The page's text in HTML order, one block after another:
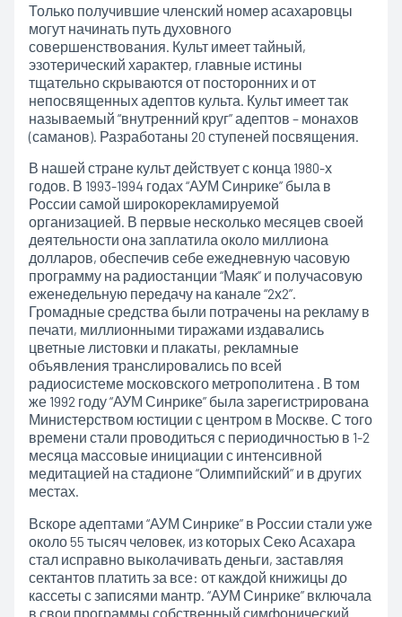
Только получившие членский номер асахаровцы
могут начинать путь духовного
совершенствования. Культ имеет тайный,
эзотерический характер, главные истины
тщательно скрываются от посторонних и от
непосвященных адептов культа. Культ имеет так
называемый “внутренний круг” адептов – монахов
(саманов). Разработаны 20 ступеней посвящения.
В нашей стране культ действует с конца 1980-х
годов. В 1993-1994 годах “АУМ Синрике” была в
России самой широкорекламируемой
организацией. В первые несколько месяцев своей
деятельности она заплатила около миллиона
долларов, обеспечив себе ежедневную часовую
программу на радиостанции “Маяк” и получасовую
еженедельную передачу на канале “2х2”.
Громадные средства были потрачены на рекламу в
печати, миллионными тиражами издавались
цветные листовки и плакаты, рекламные
объявления транслировались по всей
радиосистеме московского метрополитена . В том
же 1992 году “АУМ Синрике” была зарегистрирована
Министерством юстиции с центром в Москве. С того
времени стали проводиться с периодичностью в 1-2
месяца массовые инициации с интенсивной
медитацией на стадионе “Олимпийский” и в других
местах.
Вскоре адептами “АУМ Синрике” в России стали уже
около 55 тысяч человек, из которых Секо Асахара
стал исправно выколачивать деньги, заставляя
сектантов платить за все: от каждой книжицы до
кассеты с записями мантр. “АУМ Синрике” включала
в свои программы собственный симфонический